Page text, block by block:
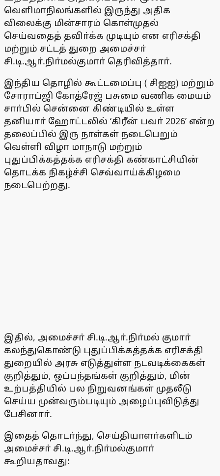
வெளிமாநிலங்களில் இருந்து அதிக
விலைக்கு மின்சாரம் கொள்முதல்
செய்வதைத் தவிா்க்க முடியும் என எரிசக்தி
மற்றும் சட்டத் துறை அமைச்சா்
சி.டி.ஆா்.நிா்மல்குமாா் தெரிவித்தாா்.
இந்திய தொழில் கூட்டமைப்பு ( சிஐஐ) மற்றும்
சோராப்ஜி கோத்ரேஜ் பசுமை வணிக மையம்
சாா்பில் சென்னை கிண்டியில் உள்ள
தனியாா் ஹோட்டலில் ‘கிரீன் பவா் 2026’ என்ற
தலைப்பில் இரு நாள்கள் நடைபெறும்
வெள்ளி விழா மாநாடு மற்றும்
புதுப்பிக்கத்தக்க எரிசக்தி கண்காட்சியின்
தொடக்க நிகழ்ச்சி செவ்வாய்க்கிழமை
நடைபெற்றது.
இதில், அமைச்சா் சி.டி.ஆா்.நிா்மல் குமாா்
கலந்துகொண்டு புதுப்பிக்கத்தக்க எரிசக்தி
துறையில் அரசு எடுத்துள்ள நடவடிக்கைகள்
குறித்தும், ஒப்பந்தங்கள் குறித்தும், மின்
உற்பத்தியில் பல நிறுவனங்கள் முதலீடு
செய்ய முன்வரும்படியும் அழைப்புவிடுத்து
பேசினாா்.
இதைத் தொடா்ந்து, செய்தியாளா்களிடம்
அமைச்சா் சி.டி.ஆா்.நிா்மல்குமாா்
கூறியதாவது: